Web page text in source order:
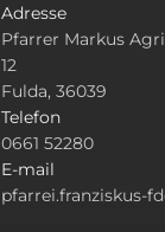
Adresse
Pfarrer Markus
12
Fulda, 36039
Telefon
0661 52280
E-mail
pfarrei.franziskus-